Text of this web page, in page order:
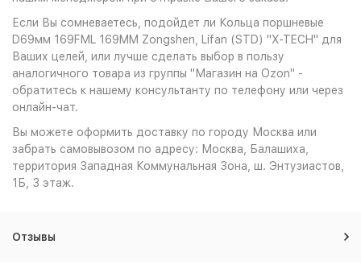
Если Вы сомневаетесь, подойдет ли Кольца поршневые
D69мм 169FML 169MM Zongshen, Lifan (STD) "X-TECH" для
Ваших целей, или лучше сделать выбор в пользу
аналогичного товара из группы "Магазин на Ozon" -
обратитесь к нашему консультанту по телефону или через
онлайн-чат.
Вы можете оформить доставку по городу Москва или
забрать самовывозом по адресу: Москва, Балашиха,
территория Западная Коммунальная Зона, ш. Энтузиастов,
1Б, 3 этаж.
Отзывы